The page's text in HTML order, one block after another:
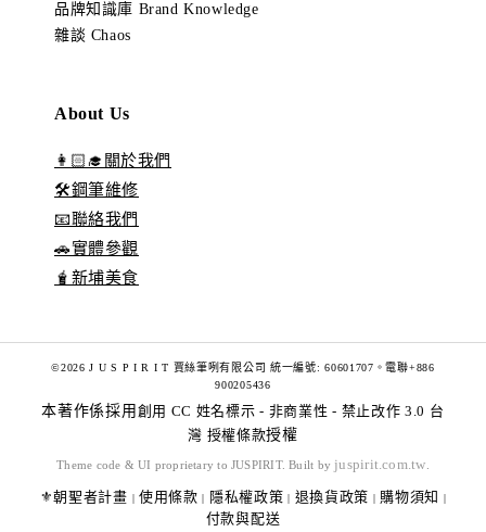
品牌知識庫 Brand Knowledge
雜談 Chaos
About Us
👩🏻‍🎓關於我們
🛠️鋼筆維修
📧聯絡我們
🚗實體參觀
🧋新埔美食
©2026 J U S P I R I T 賈絲筆咧有限公司 統一編號: 60601707。電聯+886
900205436
本著作係採用 創用 CC 姓名標示 - 非商業性 - 禁止改作 3.0 台
灣 授權條款授權
Theme code & UI proprietary to JUSPIRIT. Built by juspirit.com.tw
⚜️朝聖者計畫 | 使用條款 | 隱私權政策 | 退換貨政策 | 購物須知 |
付款與配送